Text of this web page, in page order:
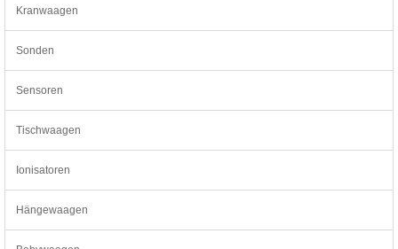
Kranwaagen
Sonden
Sensoren
Tischwaagen
Ionisatoren
Hängewaagen